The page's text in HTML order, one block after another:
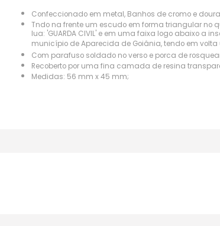
Confeccionado em metal, Banhos de cromo e
Tndo na frente um escudo em forma triangular no
lua: 'GUARDA CIVIL' e em uma faixa logo abaixo a
município de Aparecida de Goiânia, tendo em
Com parafuso soldado no verso e porca de
Recoberto por uma fina camada de resina
Medidas: 56 mm x 45 mm;